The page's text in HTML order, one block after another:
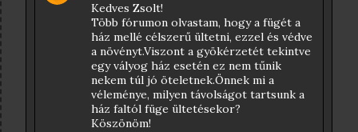
Kedves Zsolt!
Több fórumon olvastam, hogy a fügét a
ház mellé célszerű ültetni, ezzel és védve
a növényt.Viszont a gyökérzetét tekintve
egy vályog ház esetén ez nem tűnik
nekem túl jó öteletnek.Önnek mi a
véleménye, milyen távolságot tartsunk a
ház faltól füge ültetésekor?
Köszönöm!